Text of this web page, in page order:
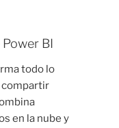
BI
todo lo
compartir
en la nube y